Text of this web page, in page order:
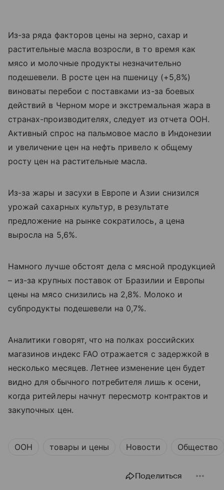
Из-за ряда факторов цены на зерно, сахар и
растительные масла возросли, в то время как
мясо и молочные продукты незначительно
подешевели. В росте цен на пшеницу (+5,8%)
виноваты перебои с поставками из-за боевых
действий в Черном море и экстремальная жара в
странах-производителях, следует из отчета ООН.
Активный спрос на пальмовое масло в Индонезии
и увеличение цен на нефть привело к общему
росту цен на растительные масла.
Из-за жары и засухи в Европе и Азии снизился
урожай сахарных культур, в результате
предложение на рынке сократилось, а цена
выросла на 5,6%.
Намного лучше обстоят дела с мясной продукцией
– из-за крупных поставок от Бразилии и Европы
цены на мясо снизились на 2,8%. Молоко и
субпродукты подешевели на 0,7%.
Аналитики говорят, что на полках российских
магазинов индекс FAO отражается с задержкой в
несколько месяцев. Летнее изменение цен будет
видно для обычного потребителя лишь к осени,
когда ритейлеры начнут пересмотр контрактов и
закупочных цен.
ООН товары и цены Новости Общество
Поделиться